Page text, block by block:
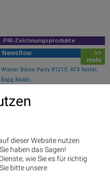
PIR-Zeichnungsprodukte
Newsflow
>>
mehr
Wiener Börse Party #1215: ATX fester,
Bajaj Mobil...
Mobility, V...
mit Szew...
BKS - Starkes Provisionsergebnis dank
KI-Rallye
Porr setzt Mauerroboter bei Wohnprojekt
dieser Website nutzen
haben das Sagen!
wie Sie es für richtig
bitte unsere